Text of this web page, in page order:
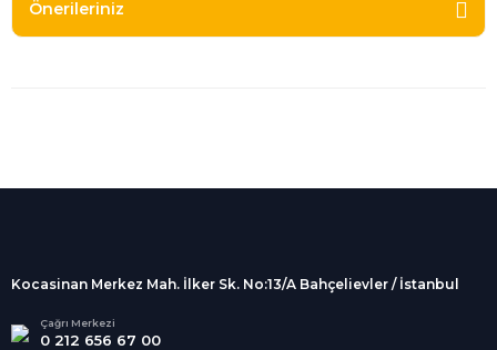
Önerileriniz
Alışveriş
kargolanmaktadır.
Tüm Kredi Kartlarına taksit
seçenekleri
Kocasinan Merkez Mah. İlker Sk. No:13/A Bahçelievler / İstanbul
Çağrı Merkezi
0 212 656 67 00